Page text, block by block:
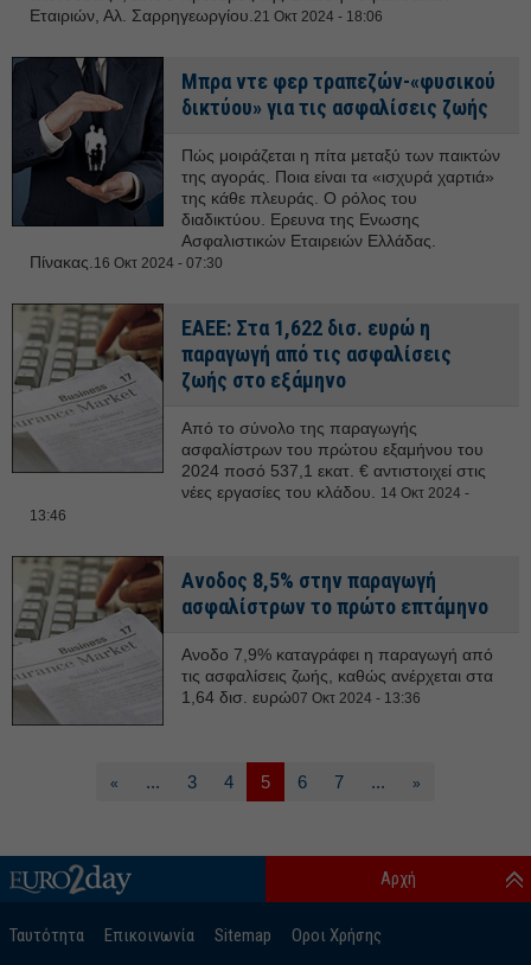
Εταιριών, Αλ. Σαρρηγεωργίου. 21 Οκτ 2024 - 18:06
Μπρα ντε φερ τραπεζών-«φυσικού
δικτύου» για τις ασφαλίσεις ζωής
Πώς μοιράζεται η πίτα μεταξύ των παικτών
της αγοράς. Ποια είναι τα «ισχυρά χαρτιά»
της κάθε πλευράς. Ο ρόλος του
διαδικτύου. Ερευνα της Ενωσης
Ασφαλιστικών Εταιρειών Ελλάδας.
Πίνακας. 16 Οκτ 2024 - 07:30
ΕΑΕΕ: Στα 1,622 δισ. ευρώ η
παραγωγή από τις ασφαλίσεις
ζωής στο εξάμηνο
Από το σύνολο της παραγωγής
ασφαλίστρων του πρώτου εξαμήνου του
2024 ποσό 537,1 εκατ. € αντιστοιχεί στις
νέες εργασίες του κλάδου.
14 Οκτ 2024 -
13:46
Ανοδος 8,5% στην παραγωγή
ασφαλίστρων το πρώτο επτάμηνο
Ανοδο 7,9% καταγράφει η παραγωγή από
τις ασφαλίσεις ζωής, καθώς ανέρχεται στα
1,64 δισ. ευρώ07 Οκτ 2024 - 13:36
« ... 3 4 5 6 7 ... »
Ταυτότητα Επικοινωνία Sitemap Οροι Χρήσης
Αρχή